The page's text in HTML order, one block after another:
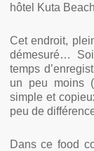
hôtel Kuta
Cet endroit,
démesuré…
temps
un peu moins
simple et
peu de
Dans ce food